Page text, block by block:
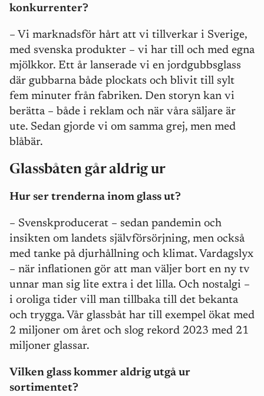
konkurrenter?
– Vi marknadsför hårt att vi tillverkar i Sverige,
med svenska produkter – vi har till och med egna
mjölkkor. Ett år lanserade vi en jordgubbsglass
där gubbarna både plockats och blivit till sylt
fem minuter från fabriken. Den storyn kan vi
berätta – både i reklam och när våra säljare är
ute. Sedan gjorde vi om samma grej, men med
blåbär.
Glassbåten går aldrig ur
Hur ser trenderna inom glass ut?
– Svenskproducerat – sedan pandemin och
insikten om landets självförsörjning, men också
med tanke på djurhållning och klimat. Vardagslyx
– när inflationen gör att man väljer bort en ny tv
unnar man sig lite extra i det lilla. Och nostalgi –
i oroliga tider vill man tillbaka till det bekanta
och trygga. Vår glassbåt har till exempel ökat med
2 miljoner om året och slog rekord 2023 med 21
miljoner glassar.
Vilken glass kommer aldrig utgå ur
sortimentet?